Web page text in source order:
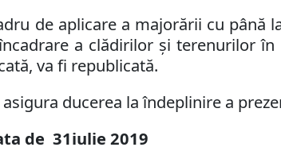
de aplicare a majorării cu până
a clădirilor şi terenurilor
va fi republicată.
ducerea la îndeplinire a
de 31iulie 2019